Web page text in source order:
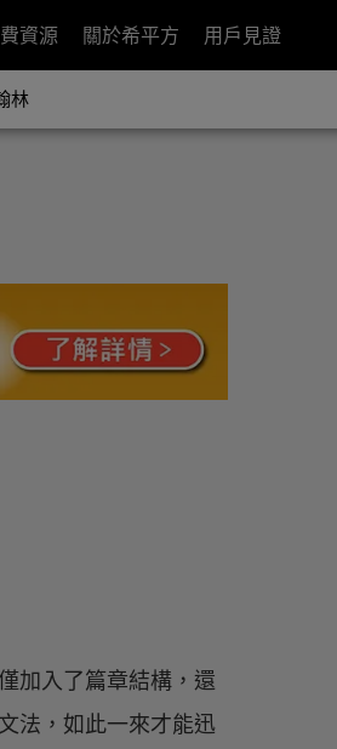
資源 關於希平方 用戶見證
林
加入了篇章結構，還
法，如此一來才能迅